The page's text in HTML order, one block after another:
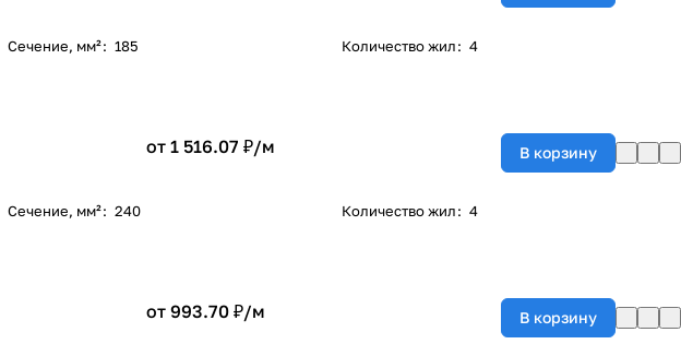
Сечение, мм²: 185 Количество жил: 4
от 1 516.07 ₽/м В корзину
Сечение, мм²: 240 Количество жил: 4
от 993.70 ₽/м В корзину